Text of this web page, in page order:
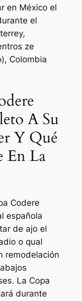
en México el
el
ze
Colombia
A Su
Y Qué
En La
Codere
española
de ajo el
o qual
remodelación
La Copa
durante